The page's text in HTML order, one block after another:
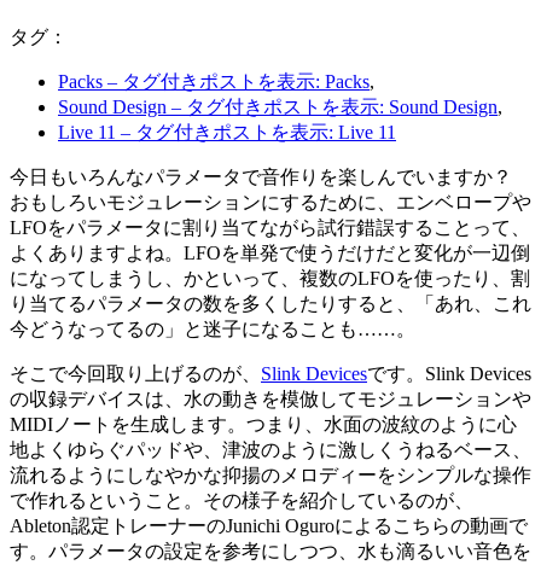
タグ：
Packs – タグ付きポストを表示: Packs,
Sound Design – タグ付きポストを表示: Sound Design,
Live 11 – タグ付きポストを表示: Live 11
今日もいろんなパラメータで音作りを楽しんでいますか？
おもしろいモジュレーションにするために、エンベロープや
LFOをパラメータに割り当てながら試行錯誤することって、
よくありますよね。LFOを単発で使うだけだと変化が一辺倒
になってしまうし、かといって、複数のLFOを使ったり、割
り当てるパラメータの数を多くしたりすると、「あれ、これ
今どうなってるの」と迷子になることも……。
そこで今回取り上げるのが、 Slink Devicesです。Slink Devices
の収録デバイスは、水の動きを模倣してモジュレーションや
MIDIノートを生成します。つまり、水面の波紋のように心
地よくゆらぐパッドや、津波のように激しくうねるベース、
流れるようにしなやかな抑揚のメロディーをシンプルな操作
で作れるということ。その様子を紹介しているのが、
Ableton認定トレーナーのJunichi Oguroによるこちらの動画で
す。パラメータの設定を参考にしつつ、水も滴るいい音色を